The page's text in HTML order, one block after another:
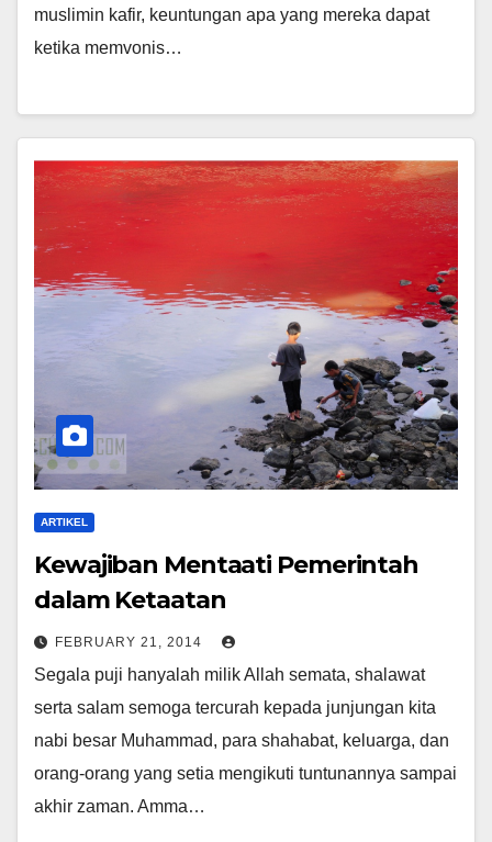
muslimin kafir, keuntungan apa yang mereka dapat
ketika memvonis…
ARTIKEL
Kewajiban Mentaati Pemerintah
dalam Ketaatan
FEBRUARY 21, 2014
Segala puji hanyalah milik Allah semata, shalawat
serta salam semoga tercurah kepada junjungan kita
nabi besar Muhammad, para shahabat, keluarga, dan
orang-orang yang setia mengikuti tuntunannya sampai
akhir zaman. Amma…